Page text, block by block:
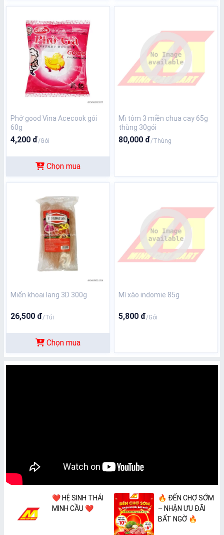
Phở good Vina Acecook gói
60g
4,200 đ/Gói
Chọn mua
Mì tôm 3 miền chua cay 65g
thùng 30gói
80,000 đ/Thùng
Miến khoai lang 3D 300g
26,500 đ/Túi
Chọn mua
Mì xào indomie 85g
5,800 đ/Gói
❤️ HỆ SINH THÁI
MINH CẦU ❤️
🔥 ĐẾN CHỢ SỚM
– NHẬN ƯU ĐÃI
BẤT NGỜ 🔥